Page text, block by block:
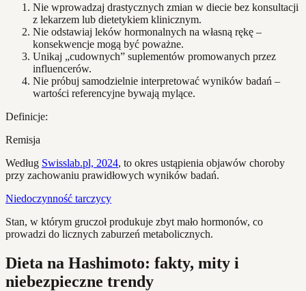
Nie wprowadzaj drastycznych zmian w diecie bez konsultacji
z lekarzem lub dietetykiem klinicznym.
Nie odstawiaj leków hormonalnych na własną rękę –
konsekwencje mogą być poważne.
Unikaj „cudownych” suplementów promowanych przez
influencerów.
Nie próbuj samodzielnie interpretować wyników badań –
wartości referencyjne bywają mylące.
Definicje:
Remisja
Według Swisslab.pl, 2024, to okres ustąpienia objawów choroby
przy zachowaniu prawidłowych wyników badań.
Niedoczynność tarczycy
Stan, w którym gruczoł produkuje zbyt mało hormonów, co
prowadzi do licznych zaburzeń metabolicznych.
Dieta na Hashimoto: fakty, mity i
niebezpieczne trendy